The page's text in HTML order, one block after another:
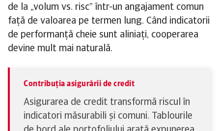
de la „volum vs. risc” într-un angajament comun
față de valoarea pe termen lung. Când indicatorii
de performanță cheie sunt aliniați, cooperarea
devine mult mai naturală.
Contribuția asigurării de credit
Asigurarea de credit transformă riscul în
indicatori măsurabili și comuni. Tablourile